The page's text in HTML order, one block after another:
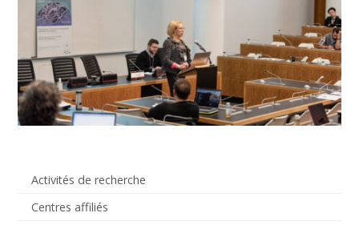
Activités de recherche
Centres affiliés